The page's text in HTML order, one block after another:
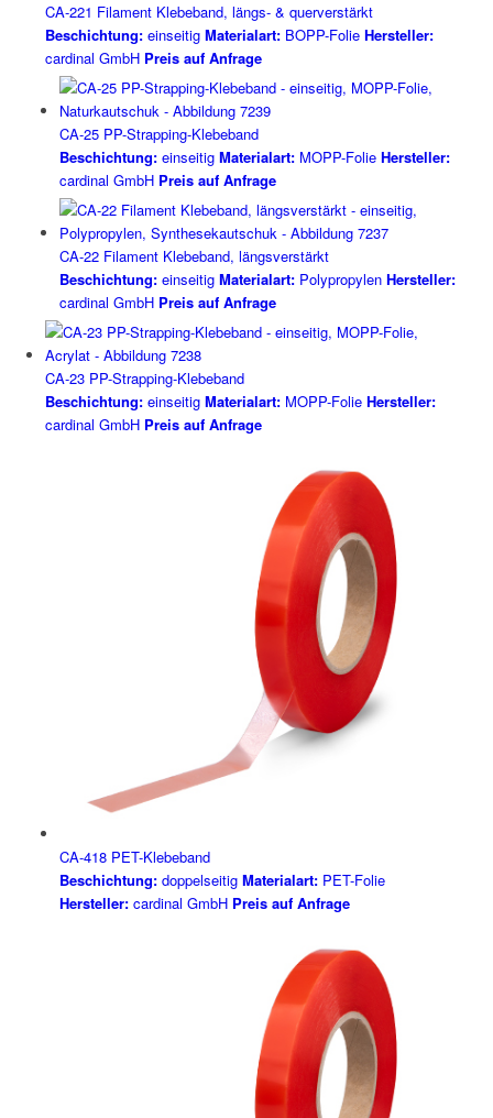
CA-221 Filament Klebeband, längs- & querverstärkt
Beschichtung:einseitig Materialart:BOPP-Folie Hersteller:
cardinal GmbH Preis auf Anfrage
CA-25 PP-Strapping-Klebeband
Beschichtung:einseitig Materialart:MOPP-Folie Hersteller:
cardinal GmbH Preis auf Anfrage
CA-22 Filament Klebeband, längsverstärkt
Beschichtung:einseitig Materialart:Polypropylen Hersteller:
cardinal GmbH Preis auf Anfrage
CA-23 PP-Strapping-Klebeband
Beschichtung:einseitig Materialart:MOPP-Folie Hersteller:
cardinal GmbH Preis auf Anfrage
CA-418 PET-Klebeband
Beschichtung:doppelseitig Materialart:PET-Folie
Hersteller:cardinal GmbH Preis auf Anfrage